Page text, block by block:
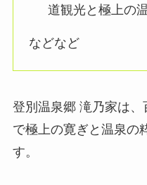
道観光と極上の
などなど
登別温泉郷 滝乃家は
で極上の寛ぎと温泉の
す。